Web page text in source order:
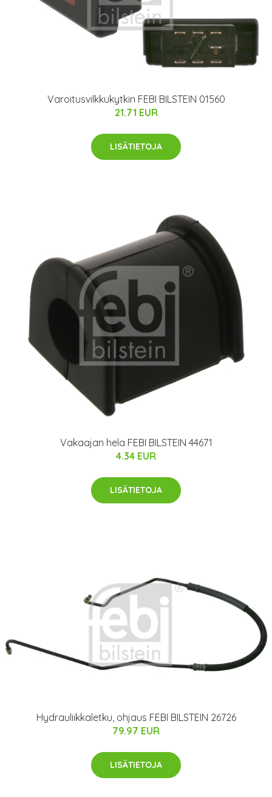
Varoitusvilkkukytkin FEBI BILSTEIN 01560
21.71 EUR
LISÄTIETOJA
Vakaajan hela FEBI BILSTEIN 44671
4.34 EUR
LISÄTIETOJA
Hydrauliikkaletku, ohjaus FEBI BILSTEIN 26726
79.97 EUR
LISÄTIETOJA